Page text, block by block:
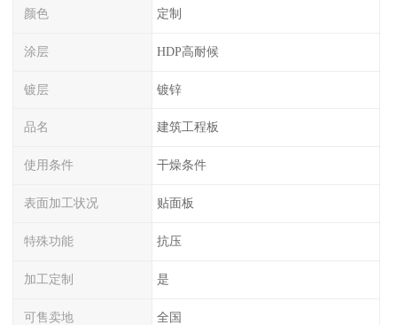
颜色 定制
涂层 HDP高耐候
镀层 镀锌
品名 建筑工程板
使用条件 干燥条件
表面加工状况 贴面板
特殊功能 抗压
加工定制 是
可售卖地 全国